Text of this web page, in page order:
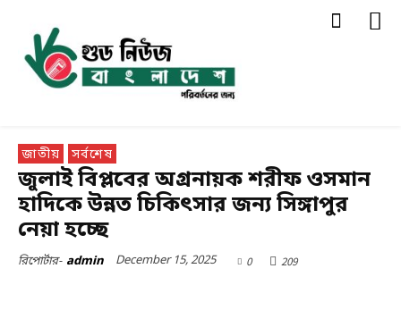
জাতীয় সর্বশেষ
জুলাই বিপ্লবের অগ্রনায়ক শরীফ ওসমান
হাদিকে উন্নত চিকিৎসার জন্য সিঙ্গাপুর
নেয়া হচ্ছে
রিপোর্টার- admin December 15, 2025 0 209